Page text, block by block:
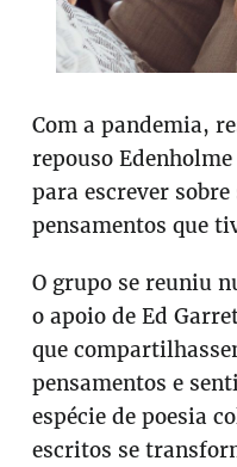
Com a pandemia,
repouso
para escrever
pensamentos que
O grupo se reuniu
o apoio de Ed
que
pensamentos e
espécie de poesia
escritos se